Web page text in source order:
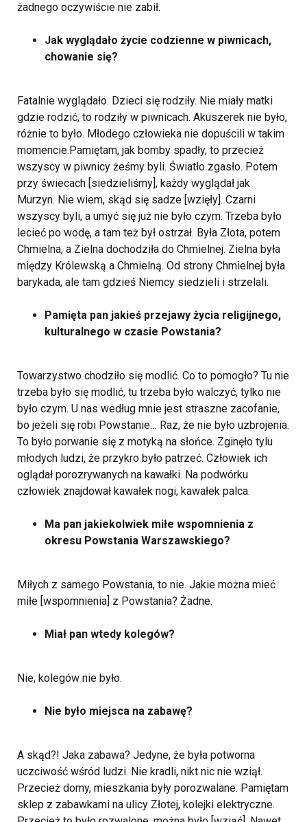
żadnego oczywiście nie zabił.
Jak wyglądało życie codzienne w piwnicach,
chowanie się?
Fatalnie wyglądało. Dzieci się rodziły. Nie miały matki
gdzie rodzić, to rodziły w piwnicach. Akuszerek nie było,
różnie to było. Młodego człowieka nie dopuścili w takim
momencie.Pamiętam, jak bomby spadły, to przecież
wszyscy w piwnicy żeśmy byli. Światło zgasło. Potem
przy świecach [siedzieliśmy], każdy wyglądał jak
Murzyn. Nie wiem, skąd się sadze [wzięły]. Czarni
wszyscy byli, a umyć się już nie było czym. Trzeba było
lecieć po wodę, a tam też był ostrzał. Była Złota, potem
Chmielna, a Zielna dochodziła do Chmielnej. Zielna była
między Królewską a Chmielną. Od strony Chmielnej była
barykada, ale tam gdzieś Niemcy siedzieli i strzelali.
Pamięta pan jakieś przejawy życia religijnego,
kulturalnego w czasie Powstania?
Towarzystwo chodziło się modlić. Co to pomogło? Tu nie
trzeba było się modlić, tu trzeba było walczyć, tylko nie
było czym. U nas według mnie jest straszne zacofanie,
bo jeżeli się robi Powstanie… Raz, że nie było uzbrojenia.
To było porwanie się z motyką na słońce. Zginęło tylu
młodych ludzi, że przykro było patrzeć. Człowiek ich
oglądał porozrywanych na kawałki. Na podwórku
człowiek znajdował kawałek nogi, kawałek palca.
Ma pan jakiekolwiek miłe wspomnienia z
okresu Powstania Warszawskiego?
Miłych z samego Powstania, to nie. Jakie można mieć
miłe [wspomnienia] z Powstania? Żadne.
Miał pan wtedy kolegów?
Nie, kolegów nie było.
Nie było miejsca na zabawę?
A skąd?! Jaka zabawa? Jedyne, że była potworna
uczciwość wśród ludzi. Nie kradli, nikt nic nie wziął.
Przecież domy, mieszkania były porozwalane. Pamiętam
sklep z zabawkami na ulicy Złotej, kolejki elektryczne.